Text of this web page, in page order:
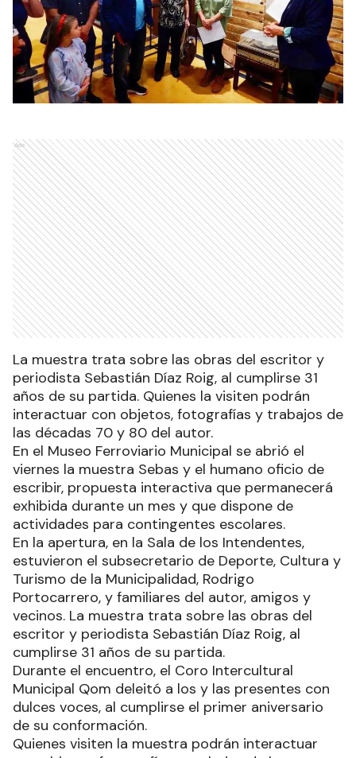
Ads
La muestra trata sobre las obras del escritor y
periodista Sebastián Díaz Roig, al cumplirse 31
años de su partida. Quienes la visiten podrán
interactuar con objetos, fotografías y trabajos de
las décadas 70 y 80 del autor.
En el Museo Ferroviario Municipal se abrió el
viernes la muestra Sebas y el humano oficio de
escribir, propuesta interactiva que permanecerá
exhibida durante un mes y que dispone de
actividades para contingentes escolares.
En la apertura, en la Sala de los Intendentes,
estuvieron el subsecretario de Deporte, Cultura y
Turismo de la Municipalidad, Rodrigo
Portocarrero, y familiares del autor, amigos y
vecinos. La muestra trata sobre las obras del
escritor y periodista Sebastián Díaz Roig, al
cumplirse 31 años de su partida.
Durante el encuentro, el Coro Intercultural
Municipal Qom deleitó a los y las presentes con
dulces voces, al cumplirse el primer aniversario
de su conformación.
Quienes visiten la muestra podrán interactuar